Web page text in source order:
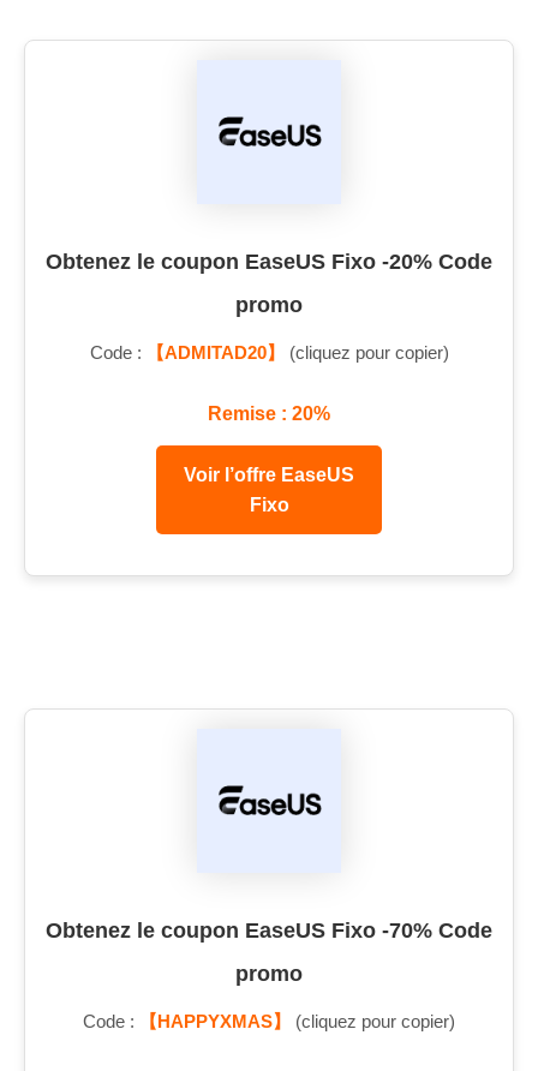
Obtenez le coupon EaseUS Fixo -20% Code
promo
Code : 【ADMITAD20】 (cliquez pour copier)
Remise : 20%
Voir l’offre EaseUS
Fixo
Obtenez le coupon EaseUS Fixo -70% Code
promo
Code : 【HAPPYXMAS】 (cliquez pour copier)